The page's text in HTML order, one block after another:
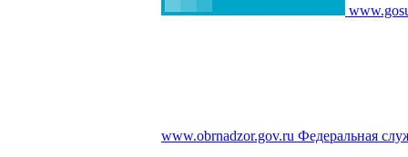
www.obrnadzor.gov.ru Федеральная